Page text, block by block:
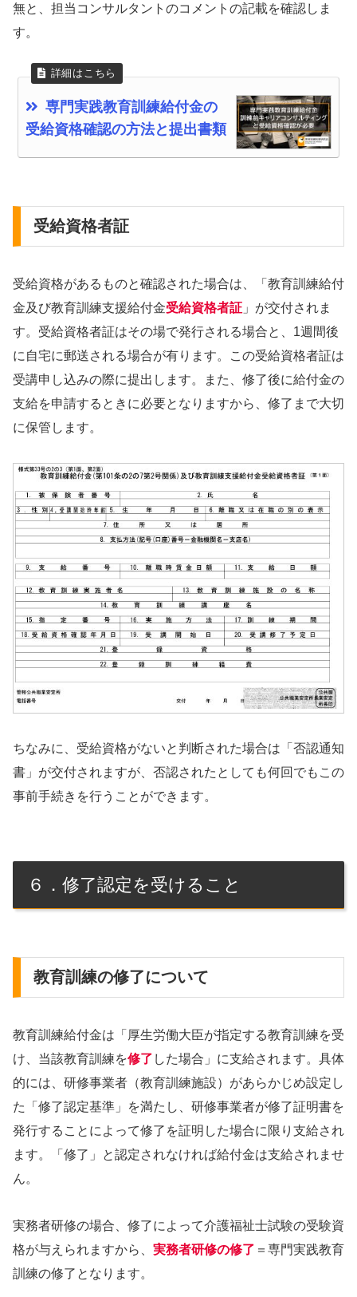
無と、担当コンサルタントのコメントの記載を確認しま
す。
専門実践教育訓練給付金の
受給資格確認の方法と提出書類
受給資格者証
受給資格があるものと確認された場合は、「教育訓練給付
金及び教育訓練支援給付金受給資格者証 」が交付されま
す。受給資格者証はその場で発行される場合と、1週間後
に自宅に郵送される場合が有ります。この受給資格者証は
受講申し込みの際に提出します。また、修了後に給付金の
支給を申請するときに必要となりますから、修了まで大切
に保管します。
ちなみに、受給資格がないと判断された場合は「否認通知
書」が交付されますが、否認されたとしても何回でもこの
事前手続きを行うことができます。
６．修了認定を受けること
教育訓練の修了について
教育訓練給付金は「厚生労働大臣が指定する教育訓練を受
け、当該教育訓練を修了 した場合」に支給されます。具体
的には、研修事業者（教育訓練施設）があらかじめ設定し
た「修了認定基準」を満たし、研修事業者が修了証明書を
発行することによって修了を証明した場合に限り支給され
ます。「修了」と認定されなければ給付金は支給されませ
ん。
実務者研修の場合、修了によって介護福祉士試験の受験資
格が与えられますから、 実務者研修の修了 ＝専門実践教育
訓練の修了となります。